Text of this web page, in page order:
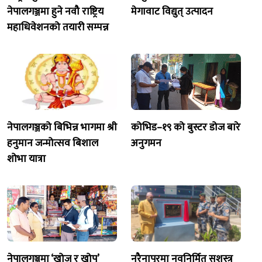
नेपालगञ्जमा हुने नवौ राष्ट्रिय
महाधिवेशनको तयारी सम्पन्न
मेगावाट विद्युत् उत्पादन
नेपालगञ्जको बिभिन्न भागमा श्री
हनुमान जन्मोत्सव बिशाल
शोभा यात्रा
कोभिड–१९ को बुस्टर डोज बारे
अनुगमन